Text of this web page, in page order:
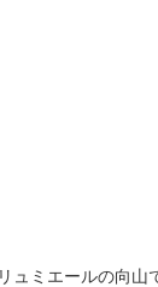
ミエールの向山